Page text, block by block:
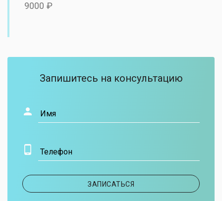
9000
Запишитесь на консультацию
Имя
Телефон
ЗАПИСАТЬСЯ